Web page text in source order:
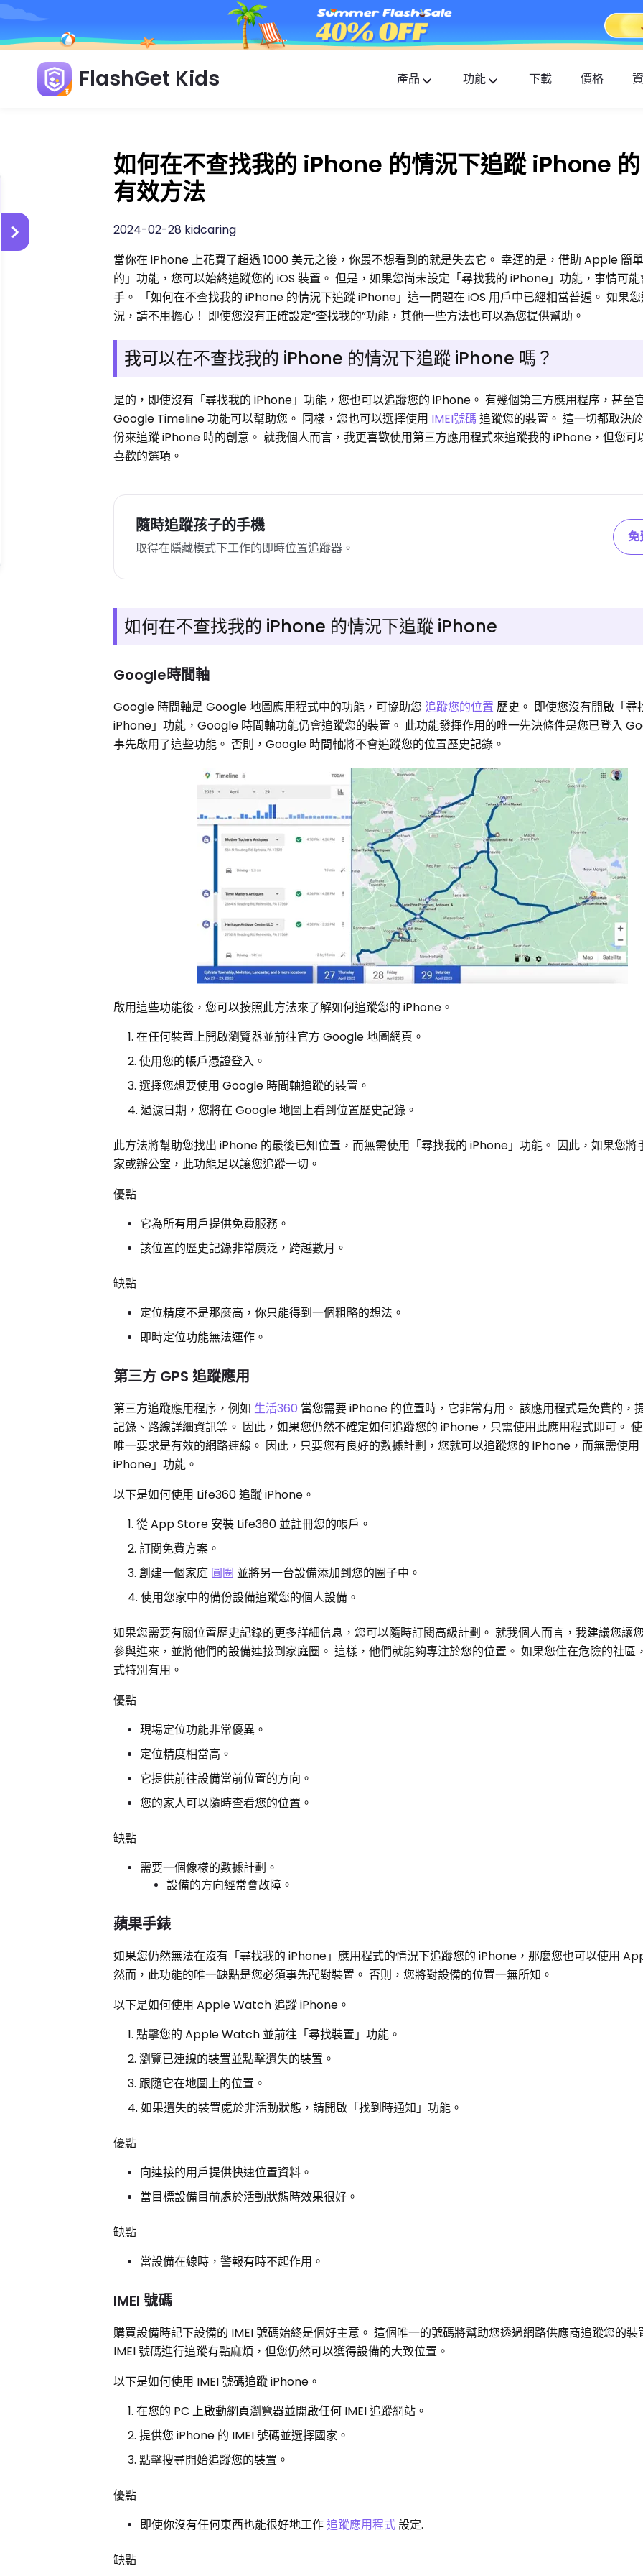
FlashGet Kids 產品
FlashGet Finder
功能 下載 價格
如何在不查找我的 iPhone 的情況下追蹤 iPhone
有效方法
2024-02-28 kidcaring
當你在 iPhone 上花費了超過 1000 美元之後，你最不想看到的就是失去它。 幸運的是，借助 Apple 簡
的」功能，您可以始終追蹤您的 iOS 裝置。 但是，如果您尚未設定「尋找我的 iPhone」功能，事情可
手。 「如何在不查找我的 iPhone 的情況下追蹤 iPhone」這一問題在 iOS 用戶中已經相當普遍。 如果
況，請不用擔心！ 即使您沒有正確設定“查找我的”功能，其他一些方法也可以為您提供幫助。
我可以在不查找我的 iPhone 的情況下追蹤 iPhone 嗎？
是的，即使沒有「尋找我的 iPhone」功能，您也可以追蹤您的 iPhone。 有幾個第三方應用程序，甚至
Google Timeline 功能可以幫助您。 同樣，您也可以選擇使用 IMEI號碼 追蹤您的裝置。 這一切都取決
份來追蹤 iPhone 時的創意。 就我個人而言，我更喜歡使用第三方應用程式來追蹤我的 iPhone，但您可
喜歡的選項。
隨時追蹤孩子的手機
取得在隱藏模式下工作的即時位置追蹤器。
免
如何在不查找我的 iPhone 的情況下追蹤 iPhone
Google時間軸
Google 時間軸是 Google 地圖應用程式中的功能，可協助您追蹤您的位置 歷史。 即使您沒有開啟「尋
iPhone」功能，Google 時間軸功能仍會追蹤您的裝置。 此功能發揮作用的唯一先決條件是您已登入
事先啟用了這些功能。 否則，Google 時間軸將不會追蹤您的位置歷史記錄。
啟用這些功能後，您可以按照此方法來了解如何追蹤您的 iPhone。
在任何裝置上開啟瀏覽器並前往官方 Google 地圖網頁。
使用您的帳戶憑證登入。
選擇您想要使用 Google 時間軸追蹤的裝置。
過濾日期，您將在 Google 地圖上看到位置歷史記錄。
此方法將幫助您找出 iPhone 的最後已知位置，而無需使用「尋找我的 iPhone」功能。 因此，如果您將
家或辦公室，此功能足以讓您追蹤一切。
優點
它為所有用戶提供免費服務。
該位置的歷史記錄非常廣泛，跨越數月。
缺點
定位精度不是那麼高，你只能得到一個粗略的想法。
即時定位功能無法運作。
第三方 GPS 追蹤應用
第三方追蹤應用程序，例如 生活360 當您需要 iPhone 的位置時，它非常有用。 該應用程式是免費的，
記錄、路線詳細資訊等。 因此，如果您仍然不確定如何追蹤您的 iPhone，只需使用此應用程式即可。
唯一要求是有效的網路連線。 因此，只要您有良好的數據計劃，您就可以追蹤您的 iPhone，而無需使用
iPhone」功能。
以下是如何使用 Life360 追蹤 iPhone。
從 App Store 安裝 Life360 並註冊您的帳戶。
訂閱免費方案。
創建一個家庭 圓圈 並將另一台設備添加到您的圈子中。
使用您家中的備份設備追蹤您的個人設備。
如果您需要有關位置歷史記錄的更多詳細信息，您可以隨時訂閱高級計劃。 就我個人而言，我建議您讓
參與進來，並將他們的設備連接到家庭圈。 這樣，他們就能夠專注於您的位置。 如果您住在危險的社區
式特別有用。
優點
現場定位功能非常優異。
定位精度相當高。
它提供前往設備當前位置的方向。
您的家人可以隨時查看您的位置。
缺點
需要一個像樣的數據計劃。
設備的方向經常會故障。
蘋果手錶
如果您仍然無法在沒有「尋找我的 iPhone」應用程式的情況下追蹤您的 iPhone，那麼您也可以使用
然而，此功能的唯一缺點是您必須事先配對裝置。 否則，您將對設備的位置一無所知。
以下是如何使用 Apple Watch 追蹤 iPhone。
點擊您的 Apple Watch 並前往「尋找裝置」功能。
瀏覽已連線的裝置並點擊遺失的裝置。
跟隨它在地圖上的位置。
如果遺失的裝置處於非活動狀態，請開啟「找到時通知」功能。
優點
向連接的用戶提供快速位置資料。
當目標設備目前處於活動狀態時效果很好。
缺點
當設備在線時，警報有時不起作用。
IMEI 號碼
購買設備時記下設備的 IMEI 號碼始終是個好主意。 這個唯一的號碼將幫助您透過網路供應商追蹤您的裝
IMEI 號碼進行追蹤有點麻煩，但您仍然可以獲得設備的大致位置。
以下是如何使用 IMEI 號碼追蹤 iPhone。
在您的 PC 上啟動網頁瀏覽器並開啟任何 IMEI 追蹤網站。
提供您 iPhone 的 IMEI 號碼並選擇國家。
點擊搜尋開始追蹤您的裝置。
優點
即使你沒有任何東西也能很好地工作追蹤應用程式設定.
缺點